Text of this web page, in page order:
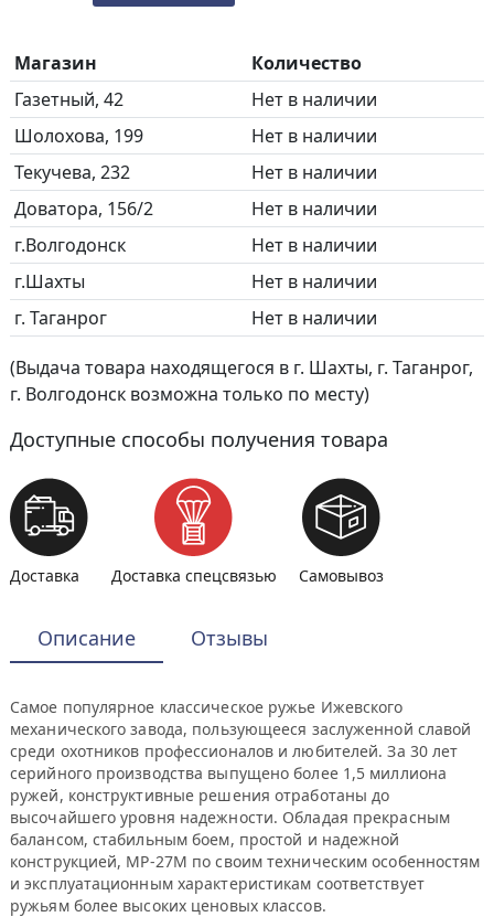
Магазин
Количество
Газетный, 42
Нет в наличии
Шолохова, 199
Нет в наличии
Текучева, 232
Нет в наличии
Доватора, 156/2
Нет в наличии
г.Волгодонск
Нет в наличии
г.Шахты
Нет в наличии
г. Таганрог
Нет в наличии
(Выдача товара находящегося в г. Шахты, г. Таганрог,
г. Волгодонск возможна только по месту)
Доступные способы получения товара
Доставка Доставка спецсвязью Самовывоз
Описание Отзывы
Самое популярное классическое ружье Ижевского
механического завода, пользующееся заслуженной славой
среди охотников профессионалов и любителей. За 30 лет
серийного производства выпущено более 1,5 миллиона
ружей, конструктивные решения отработаны до
высочайшего уровня надежности. Обладая прекрасным
балансом, стабильным боем, простой и надежной
конструкцией, МР-27М по своим техническим особенностям
и эксплуатационным характеристикам соответствует
ружьям более высоких ценовых классов.